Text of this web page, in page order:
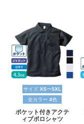
サイズ XS〜5XL
全カラー 4色
ポケット付きアクテ
ィブポロシャツ